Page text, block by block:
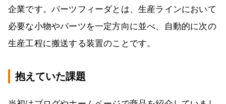
企業です。パーツフィーダとは、生産ラインにおいて
必要な小物やパーツを一定方向に並べ、自動的に次の
生産工程に搬送する装置のことです。
抱えていた課題